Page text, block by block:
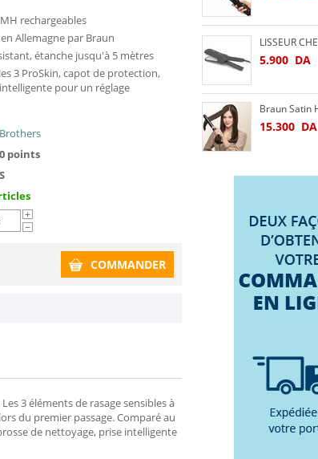
rechargeables
Allemagne par Braun
étanche jusqu'à 5 mètres
3 ProSkin, capot de protection,
pour un réglage
points
+
−
COMMANDER
3 éléments de rasage sensibles à
du premier passage. Comparé au
de nettoyage, prise intelligente
5.900 DA
15.300 DA